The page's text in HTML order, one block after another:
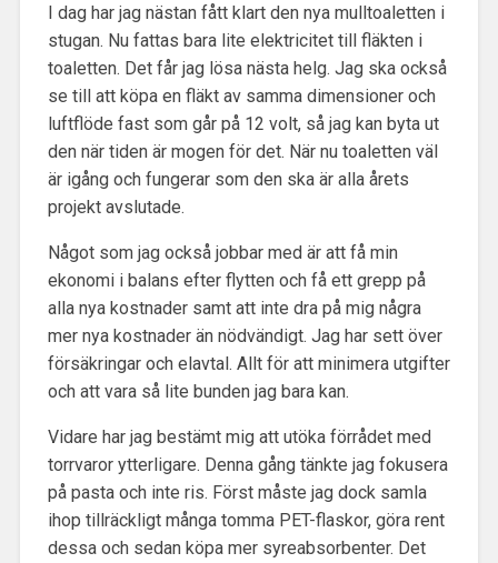
I dag har jag nästan fått klart den nya mulltoaletten i
stugan. Nu fattas bara lite elektricitet till fläkten i
toaletten. Det får jag lösa nästa helg. Jag ska också
se till att köpa en fläkt av samma dimensioner och
luftflöde fast som går på 12 volt, så jag kan byta ut
den när tiden är mogen för det. När nu toaletten väl
är igång och fungerar som den ska är alla årets
projekt avslutade.
Något som jag också jobbar med är att få min
ekonomi i balans efter flytten och få ett grepp på
alla nya kostnader samt att inte dra på mig några
mer nya kostnader än nödvändigt. Jag har sett över
försäkringar och elavtal. Allt för att minimera utgifter
och att vara så lite bunden jag bara kan.
Vidare har jag bestämt mig att utöka förrådet med
torrvaror ytterligare. Denna gång tänkte jag fokusera
på pasta och inte ris. Först måste jag dock samla
ihop tillräckligt många tomma PET-flaskor, göra rent
dessa och sedan köpa mer syreabsorbenter. Det